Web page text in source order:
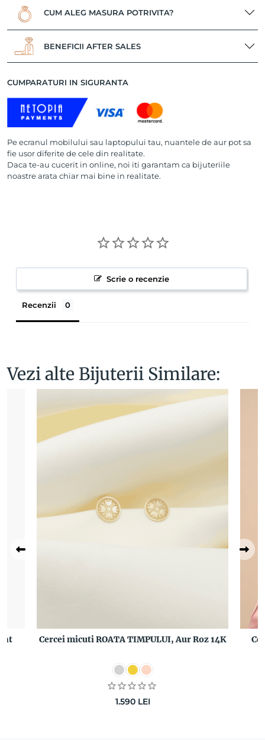
CUM ALEG MASURA POTRIVITA?
BENEFICII AFTER SALES
CUMPARATURI IN SIGURANTA
Pe ecranul mobilului sau laptopului tau, nuantele de aur pot sa
fie usor diferite de cele din realitate.
Daca te-au cucerit in online, noi iti garantam ca bijuteriile
noastre arata chiar mai bine in realitate.
Scrie o recenzie
Recenzii
Vezi alte Bijuterii Similare:
Cercei micuti ROATA TIMPULUI, Aur Roz 14K
1.590 LEI